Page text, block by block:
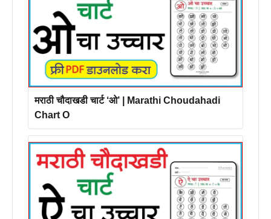
मराठी चौदाखडी चार्ट ‘ओ’ | Marathi Choudahadi
Chart O